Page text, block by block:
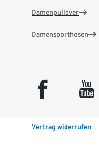
Damenpullover
Damensporthosen
facebook youtube
Vertrag widerrufen